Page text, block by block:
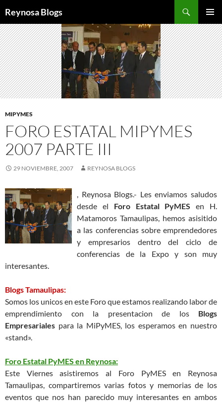
Reynosa Blogs
MENÚ
AL
CONTENIDO
MIPYMES
FORO ESTATAL MIPYMES
2007 PARTE III
29 NOVIEMBRE, 2007 REYNOSA BLOGS
, Reynosa Blogs.- Les enviamos saludos
desde el Foro Estatal PyMES en H.
Matamoros Tamaulipas, hemos asisitido
a las conferencias sobre emprendedores
y empresarios dentro del ciclo de
conferencias de la Expo y son muy
interesantes.
Blogs Tamaulipas:
Somos los unicos en este Foro que estamos realizando labor de
emprendimiento con la presentacion de los Blogs
Empresariales para la MiPyMES, los esperamos en nuestro
«stand».
Foro Estatal PyMES en Reynosa:
Este Viernes asistiremos al Foro PyMES en Reynosa
Tamaulipas, compartiremos varias fotos y memorias de los
eventos que nos han parecido muy interesantes en ambos